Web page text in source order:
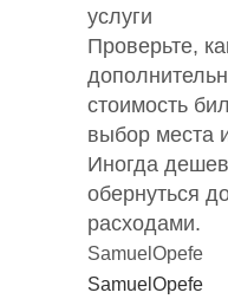
услуги
Проверьте,
стоимость
выбор места
Иногда
обернуться
расходами.
SamuelOpefe
SamuelOpefe